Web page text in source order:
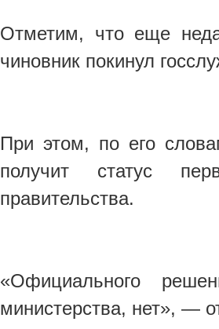
Отметим, что еще
чиновник покинул
При этом, по его
получит статус
правительства.
«Официального
министерства, нет», —